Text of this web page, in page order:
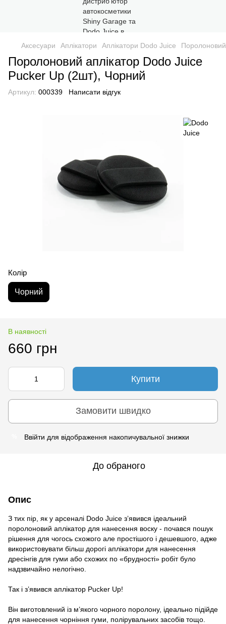
Аксесуари Аплікатори Аплікатори Dodo Juice
Поролоновий аплікатор Dodo Juice
Pucker Up (2шт), Чорний
Артикул: 000339 Написати відгук
Колір
Чорний
В наявності
660 грн
Купити
Замовити швидко
Ввійти для відображення накопичувальної знижки
До обраного
Опис
З тих пір, як у арсеналі Dodo Juice з’явився ідеальний
поролоновий аплікатор для нанесення воску - почався пошук
рішення для чогось схожого але простішого і дешевшого, адже
використовувати більш дорогі аплікатори для нанесення
дресінгів для гуми або схожих по «брудності» робіт було
надзвичайно нелогічно.
Так і з’явився аплікатор Pucker Up!
Він виготовлений із м’якого чорного поролону, ідеально підійде
для нанесення чорніння гуми, полірувальних засобів тощо.